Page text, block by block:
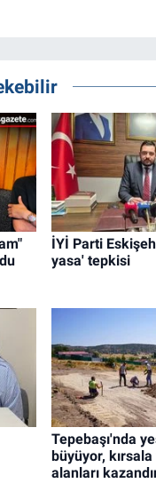
İYİ Parti
yasa' tepkisi
Tepebaşı'nda
büyüyor,
alanları